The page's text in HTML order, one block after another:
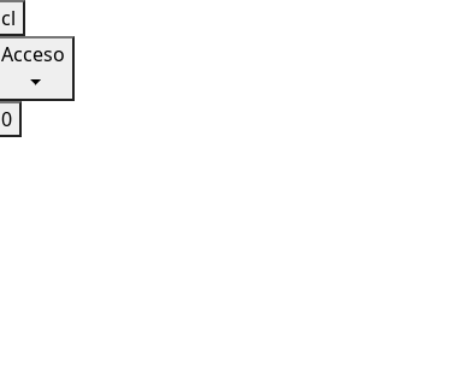
cl
Acceso
0